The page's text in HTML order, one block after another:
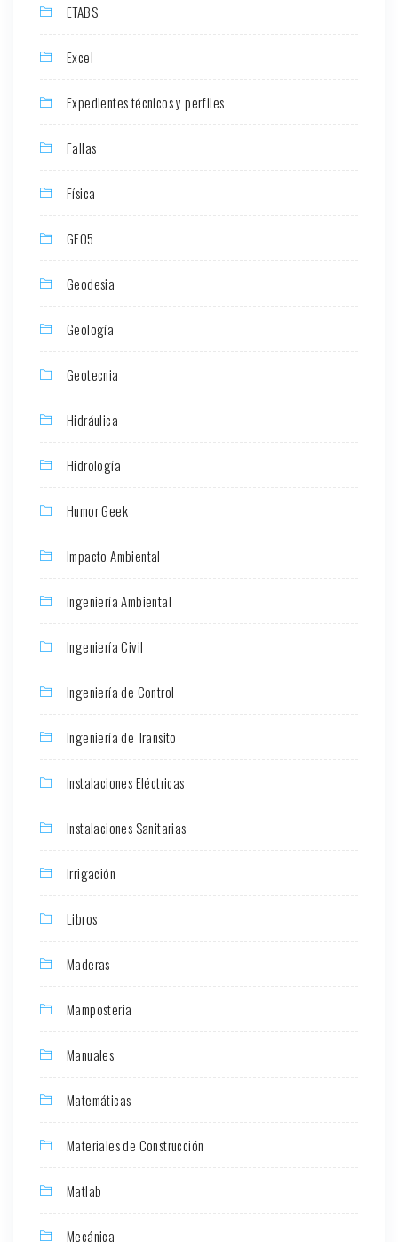
ETABS
Excel
Expedientes técnicos y perfiles
Fallas
Física
GEO5
Geodesia
Geología
Geotecnia
Hidráulica
Hidrología
Humor Geek
Impacto Ambiental
Ingeniería Ambiental
Ingeniería Civil
Ingeniería de Control
Ingeniería de Transito
Instalaciones Eléctricas
Instalaciones Sanitarias
Irrigación
Libros
Maderas
Mamposteria
Manuales
Matemáticas
Materiales de Construcción
Matlab
Mecánica